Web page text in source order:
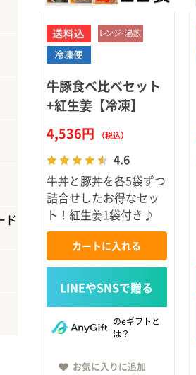
ド
牛豚食べ比べセット
+紅生姜【冷凍】
4,536円
（税込）
4.6
牛丼と豚丼を各5袋ずつ
詰合せしたお得なセッ
ト！紅生姜1袋付き♪
カートに入れる
のeギフトと
は？
お気に入りに追加